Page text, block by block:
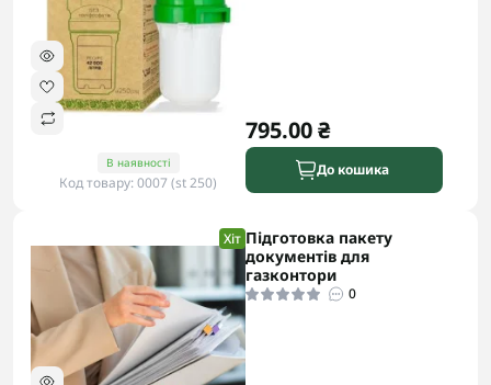
В наявності
Код товару: 0007 (st 250)
795.00 ₴
До кошика
Хіт Підготовка пакету
документів для
газконтори
0